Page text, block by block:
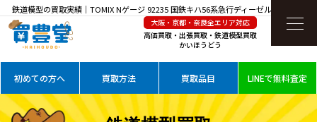
鉄道模型の買取実績｜TOMIX Nゲージ 92235 国鉄キハ56系急行ディーゼルカー6両セッ
トを高価買取
大阪・京都・奈良全エリア対応
高価買取・出張買取・鉄道模型買取
かいほうどう
初めての方へ 買取方法 買取品目 LINEで無料査定